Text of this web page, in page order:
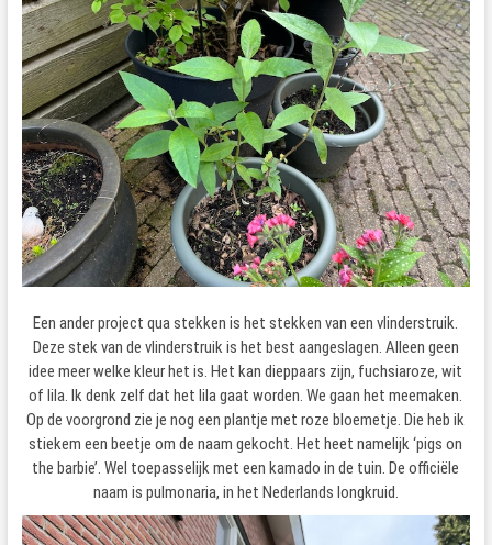
Een ander project qua stekken is het stekken van een vlinderstruik.
Deze stek van de vlinderstruik is het best aangeslagen. Alleen geen
idee meer welke kleur het is. Het kan dieppaars zijn, fuchsiaroze, wit
of lila. Ik denk zelf dat het lila gaat worden. We gaan het meemaken.
Op de voorgrond zie je nog een plantje met roze bloemetje. Die heb ik
stiekem een beetje om de naam gekocht. Het heet namelijk ‘pigs on
the barbie’. Wel toepasselijk met een kamado in de tuin. De officiële
naam is pulmonaria, in het Nederlands longkruid.